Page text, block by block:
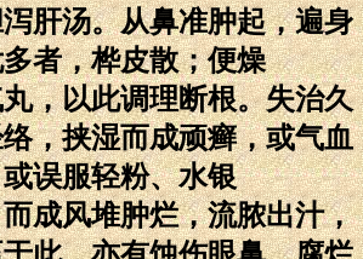
肝汤。从鼻准肿起，遍身
者，桦皮散；便燥
，以此调理断根。失治久
，挟湿而成顽癣，或气血
误服轻粉、水银
成风堆肿烂，流脓出汁，